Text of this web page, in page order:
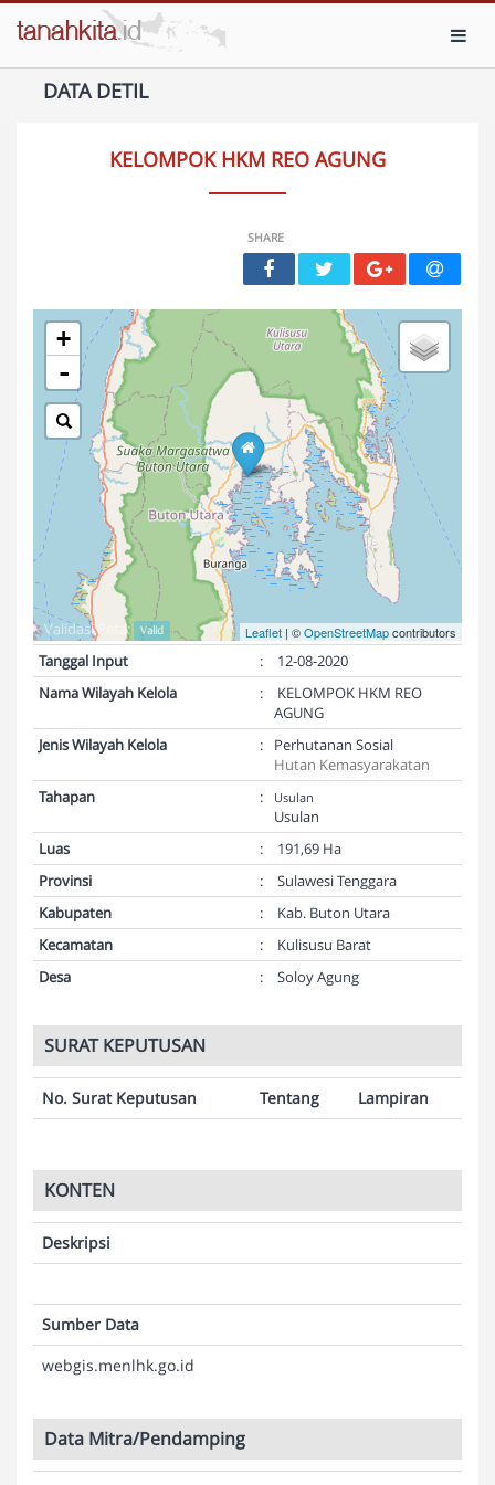
DATA DETIL
KELOMPOK HKM REO AGUNG
SHARE
+
-
Leaflet | ©OpenStreetMapcontributors
Validasi Peta: Valid
Tanggal Input :
12-08-2020
Nama Wilayah Kelola
:
KELOMPOK HKM REO
AGUNG
Jenis Wilayah Kelola
:
Perhutanan Sosial
Hutan Kemasyarakatan
Tahapan
: Usulan
Usulan
Luas
:
191,69 Ha
Provinsi
:
Sulawesi Tenggara
Kabupaten
:
Kab. Buton Utara
Kecamatan
:
Kulisusu Barat
Desa
: Soloy Agung
SURAT KEPUTUSAN
No. Surat Keputusan Tentang Lampiran
KONTEN
Deskripsi
Sumber Data
webgis.menlhk.go.id
Data Mitra/Pendamping